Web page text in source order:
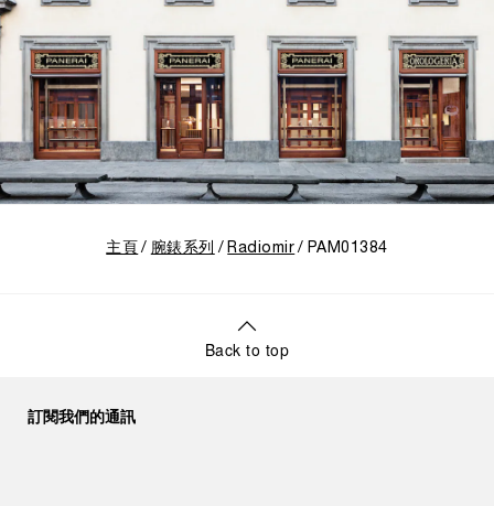
主頁 腕錶系列 Radiomir PAM01384
Back to top
訂閱我們的通訊